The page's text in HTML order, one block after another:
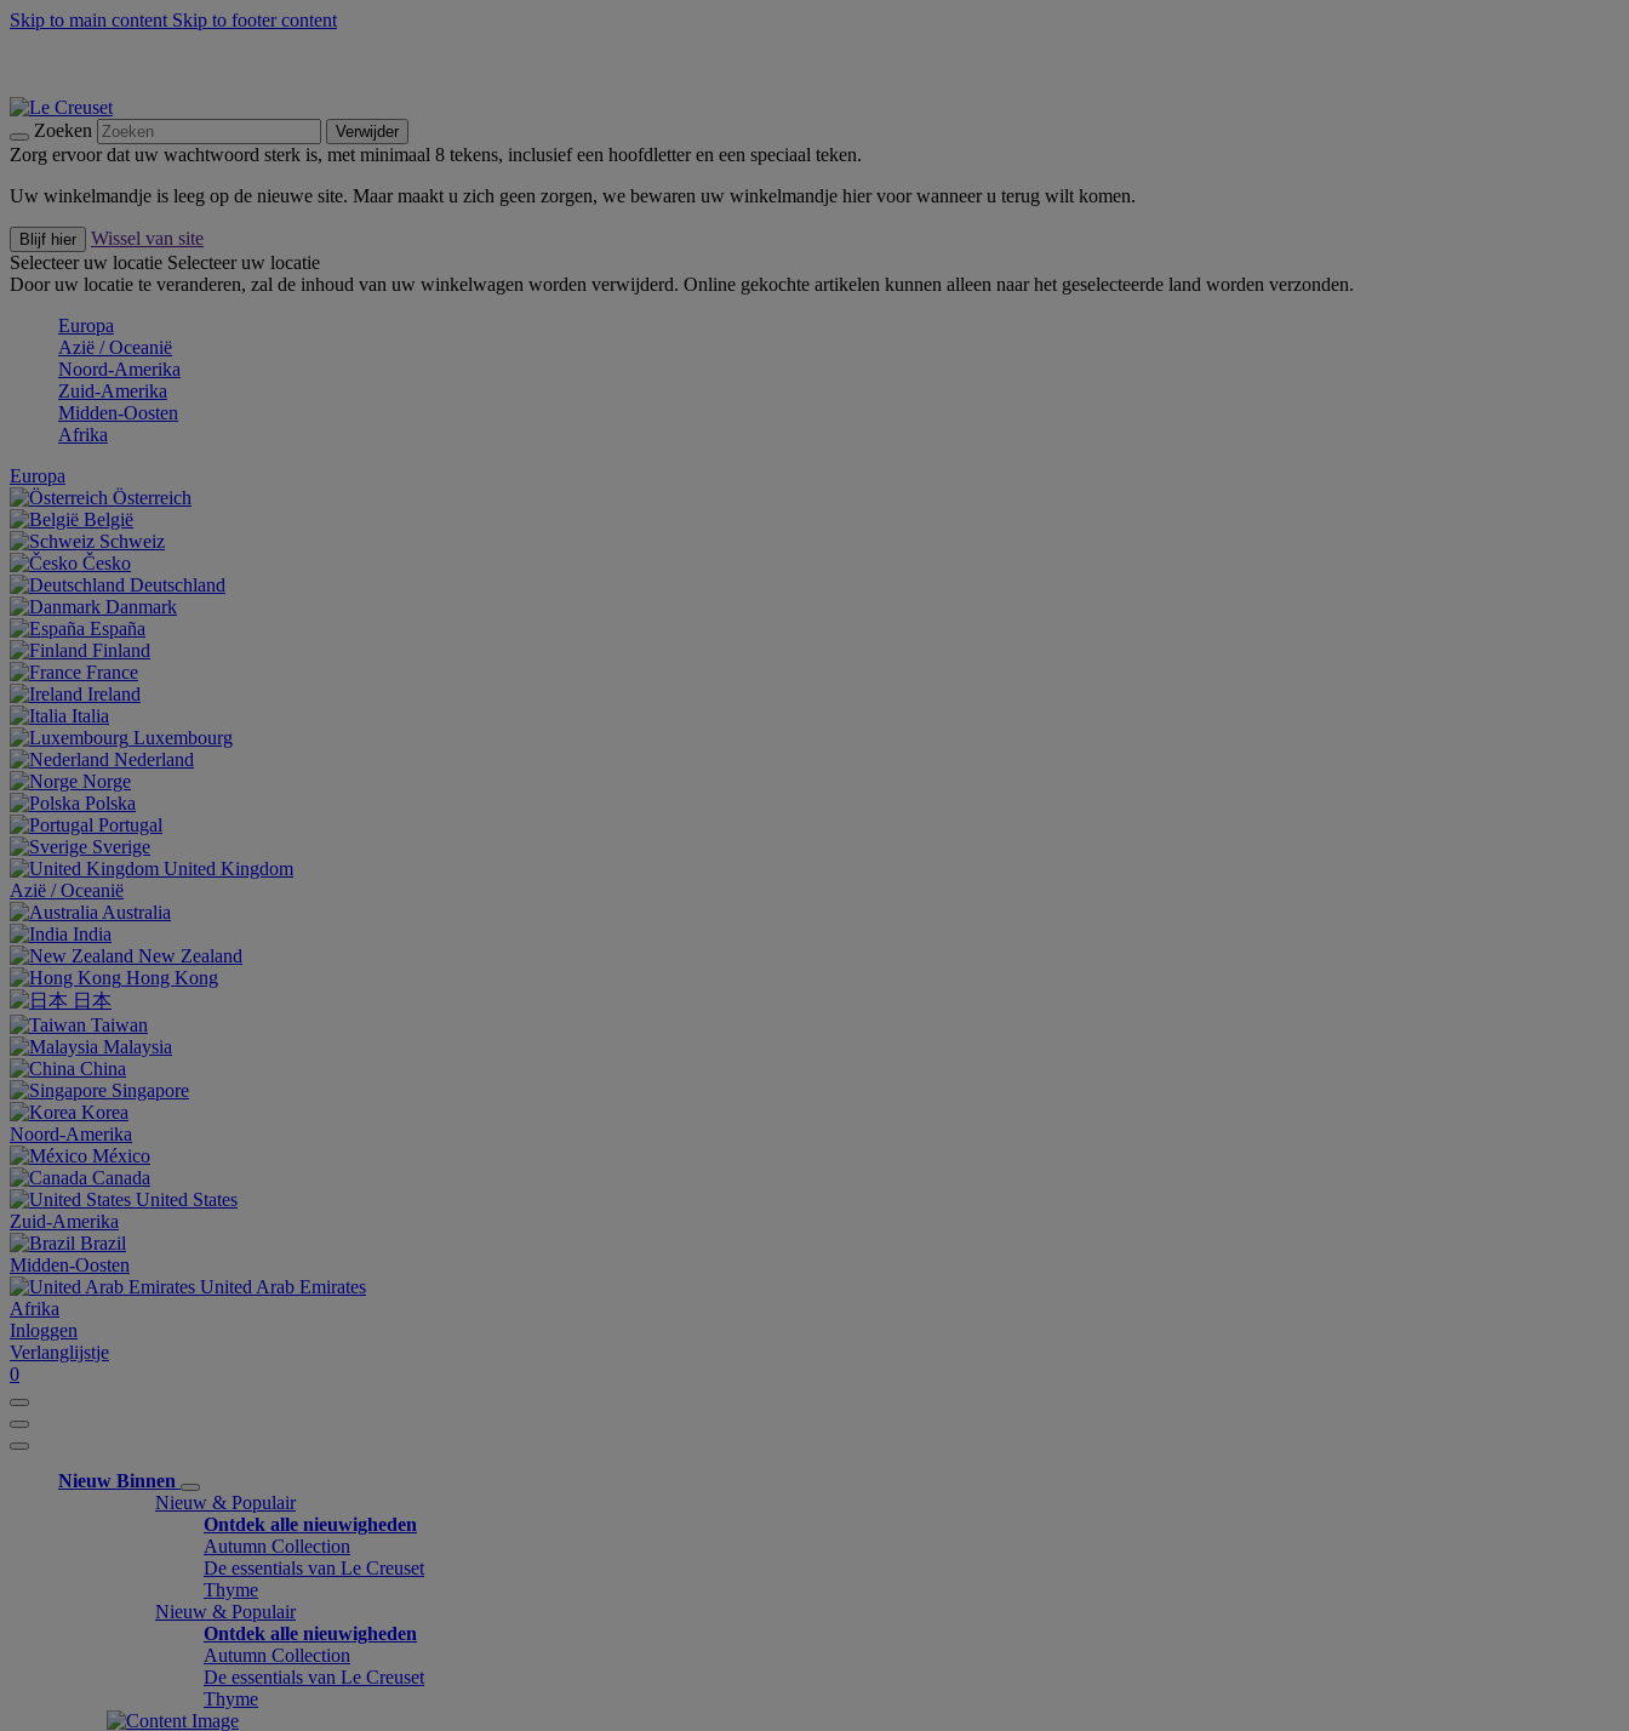
Skip to main content Skip to footer content
Zoeken Verwijder
Zorg ervoor dat uw wachtwoord sterk is, met minimaal 8 tekens, inclusief een hoofdletter en een speciaal teken.
Uw winkelmandje is leeg op de nieuwe site. Maar maakt u zich geen zorgen, we bewaren uw winkelmandje hier voor wanneer u terug wilt komen.
Blijf hier
Wissel van site
Selecteer uw locatie Selecteer uw locatie
Door uw locatie te veranderen, zal de inhoud van uw winkelwagen worden verwijderd. Online gekochte artikelen kunnen alleen naar het geselecteerde land worden verzonden.
Europa
Aziё / Oceaniё
Noord-Amerika
Zuid-Amerika
Midden-Oosten
Afrika
Europa
Österreich
België
Schweiz
Česko
Deutschland
Danmark
España
Finland
France
Ireland
Italia
Luxembourg
Nederland
Norge
Polska
Portugal
Sverige
United Kingdom
Aziё / Oceaniё
Australia
India
New Zealand
Hong Kong
日本
Taiwan
Malaysia
China
Singapore
Korea
Noord-Amerika
México
Canada
United States
Zuid-Amerika
Brazil
Midden-Oosten
United Arab Emirates
Afrika
Inloggen
Verlanglijstje
0
Nieuw Binnen
Nieuw & Populair
Ontdek alle nieuwigheden
Autumn Collection
De essentials van Le Creuset
Thyme
Nieuw & Populair
Ontdek alle nieuwigheden
Autumn Collection
De essentials van Le Creuset
Thyme